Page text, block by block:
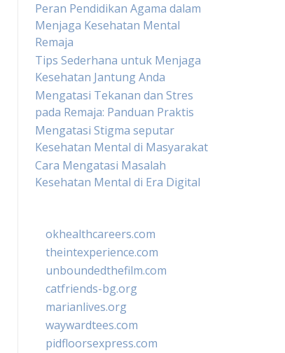
Peran Pendidikan Agama dalam
Menjaga Kesehatan Mental
Remaja
Tips Sederhana untuk Menjaga
Kesehatan Jantung Anda
Mengatasi Tekanan dan Stres
pada Remaja: Panduan Praktis
Mengatasi Stigma seputar
Kesehatan Mental di Masyarakat
Cara Mengatasi Masalah
Kesehatan Mental di Era Digital
okhealthcareers.com
theintexperience.com
unboundedthefilm.com
catfriends-bg.org
marianlives.org
waywardtees.com
pidfloorsexpress.com